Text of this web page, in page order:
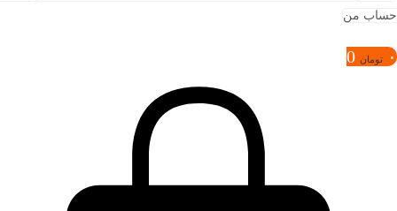
حساب من
۰ تومان 0